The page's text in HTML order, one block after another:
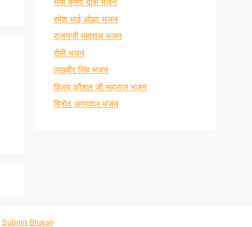
भैया कृष्णा दास भजन
रमेश भाई ओझा भजन
राजनजी महाराज भजन
रोमी भजन
लखबीर सिंह भजन
विजय कौशल जी महाराज भजन
विनोद अग्रवाल भजन
Submit Bhajan